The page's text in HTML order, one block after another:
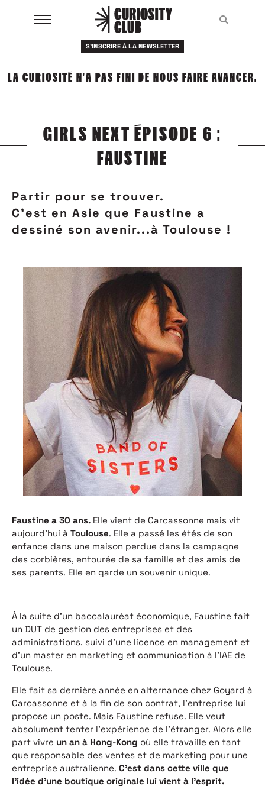
RESSOURCES
À PROPOS
S'INSCRIRE À LA NEWSLETTER
LA CURIOSITÉ N'A PAS FINI DE NOUS FAIRE AVANCER.
GIRLS NEXT ÉPISODE 6 :
FAUSTINE
Partir pour se trouver.
C'est en Asie que Faustine a
dessiné son avenir...à Toulouse !
Faustine a 30 ans. Elle vient de Carcassonne mais vit
aujourd’hui à Toulouse. Elle a passé les étés de son
enfance dans une maison perdue dans la campagne
des corbières, entourée de sa famille et des amis de
ses parents. Elle en garde un souvenir unique.
À la suite d’un baccalauréat économique, Faustine fait
un DUT de gestion des entreprises et des
administrations, suivi d’une licence en management et
d’un master en marketing et communication à l’IAE de
Toulouse.
Elle fait sa dernière année en alternance chez Goyard à
Carcassonne et à la fin de son contrat, l’entreprise lui
propose un poste. Mais Faustine refuse. Elle veut
absolument tenter l’expérience de l’étranger. Alors elle
part vivre un an à Hong-Kong où elle travaille en tant
que responsable des ventes et de marketing pour une
entreprise australienne. C’est dans cette ville que
l’idée d’une boutique originale lui vient à l’esprit.